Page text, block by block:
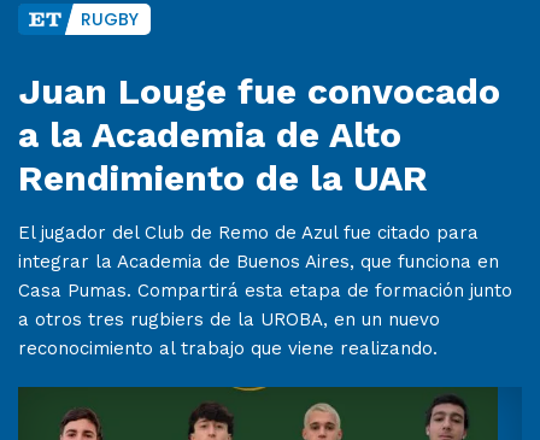
RUGBY
Juan Louge fue convocado
a la Academia de Alto
Rendimiento de la UAR
El jugador del Club de Remo de Azul fue citado para
integrar la Academia de Buenos Aires, que funciona en
Casa Pumas. Compartirá esta etapa de formación junto
a otros tres rugbiers de la UROBA, en un nuevo
reconocimiento al trabajo que viene realizando.